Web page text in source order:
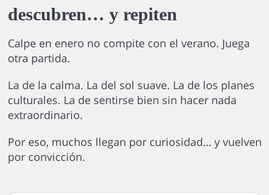
descubren… y repiten
Calpe en enero no compite con el verano. Juega
otra partida.
La de la calma. La del sol suave. La de los planes
culturales. La de sentirse bien sin hacer nada
extraordinario.
Por eso, muchos llegan por curiosidad… y vuelven
por convicción.